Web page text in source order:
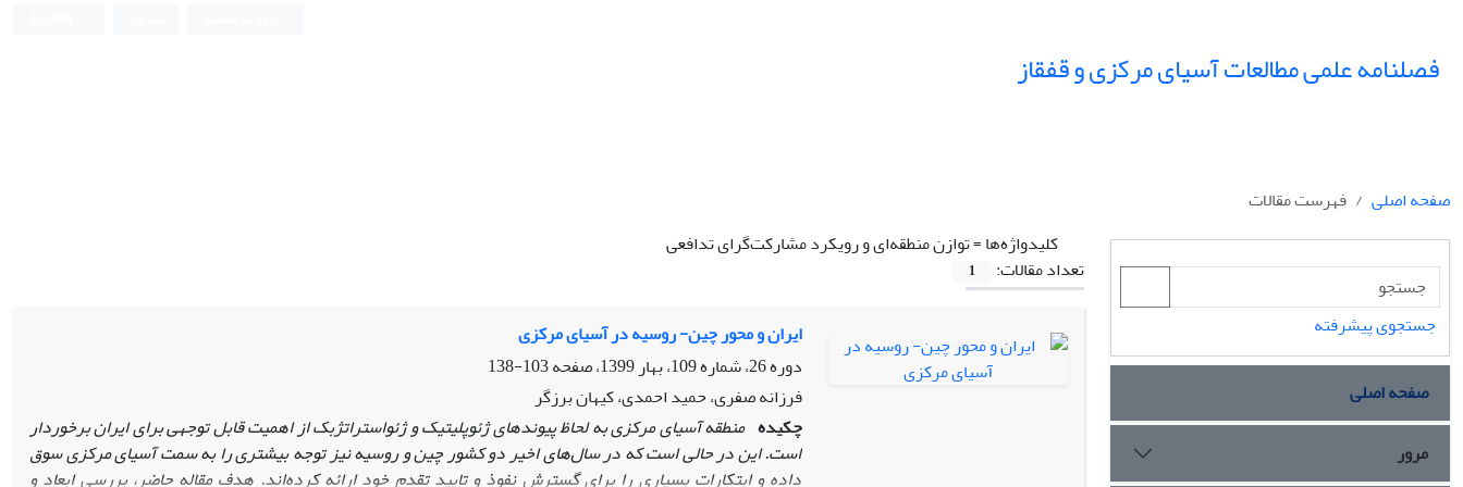
فصلنامه علمی مطالعات آسیای مرکزی و قفقاز
صفحه اصلی
فهرست مقالات
کلیدواژه‌ها =توازن منطقه‌ای و رویکرد مشارکت‌گرای تدافعی
تعداد مقالات:
1
ایران و محور چین- روسیه در آسیای مرکزی
دوره 26، شماره 109، بهار 1399، صفحه
103-138
فرزانه صفری، حمید احمدی، کیهان برزگر
چکیده منطقه آسیای مرکزی به لحاظ پیوندهای ژئوپلیتیک و ژئواستراتژبک از اهمیت قابل توجهی برای ایران برخوردار
است. این در حالی است که در سال‌های اخیر دو کشور چین و روسیه نیز توجه بیشتری را به سمت آسیای مرکزی سوق
داده و ابتکارات بسیاری را برای گسترش نفوذ و تایید تقدم خود ارائه کرده‌اند. هدف مقاله حاضر، بررسی ابعاد و
جستجوی پیشرفته
صفحه اصلی
مرور